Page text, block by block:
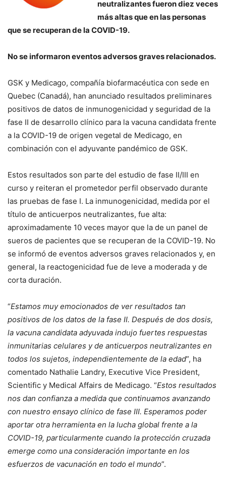
neutralizantes fueron diez veces
más altas que en las personas
que se recuperan de la COVID-19.
No se informaron eventos adversos graves relacionados.
GSK y Medicago, compañía biofarmacéutica con sede en
Quebec (Canadá), han anunciado resultados preliminares
positivos de datos de inmunogenicidad y seguridad de la
fase II de desarrollo clínico para la vacuna candidata frente
a la COVID-19 de origen vegetal de Medicago, en
combinación con el adyuvante pandémico de GSK.
Estos resultados son parte del estudio de fase II/III en
curso y reiteran el prometedor perfil observado durante
las pruebas de fase I. La inmunogenicidad, medida por el
título de anticuerpos neutralizantes, fue alta:
aproximadamente 10 veces mayor que la de un panel de
sueros de pacientes que se recuperan de la COVID-19. No
se informó de eventos adversos graves relacionados y, en
general, la reactogenicidad fue de leve a moderada y de
corta duración.
“Estamos muy emocionados de ver resultados tan
positivos de los datos de la fase II. Después de dos dosis,
la vacuna candidata adyuvada indujo fuertes respuestas
inmunitarias celulares y de anticuerpos neutralizantes en
todos los sujetos, independientemente de la edad”, ha
comentado Nathalie Landry, Executive Vice President,
Scientific y Medical Affairs de Medicago. “Estos resultados
nos dan confianza a medida que continuamos avanzando
con nuestro ensayo clínico de fase III. Esperamos poder
aportar otra herramienta en la lucha global frente a la
COVID-19, particularmente cuando la protección cruzada
emerge como una consideración importante en los
esfuerzos de vacunación en todo el mundo”.